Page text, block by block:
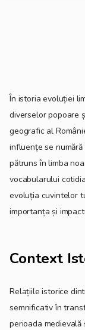
În istoria evoluției
diverselor popoare
geografic al
influențe se
pătruns în limba
vocabularului
evoluția cuvintelor
importanța și
Context
Relațiile istorice
semnificativ în
perioada